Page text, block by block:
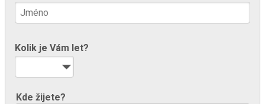
Kolik je Vám let?
Kde žijete?